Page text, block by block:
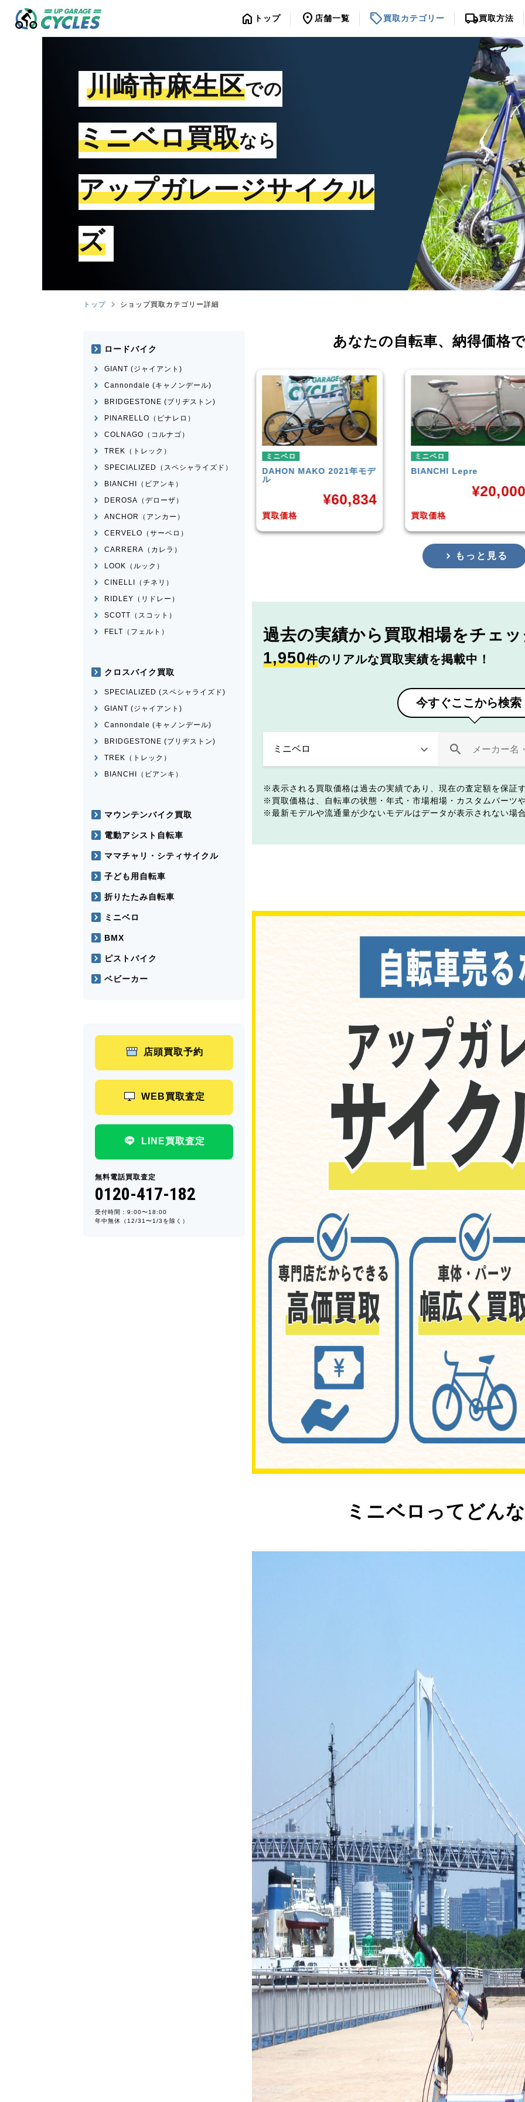
home トップ location_on 店舗一覧 sell買取カテゴリー local_shipping買取方法
川崎市麻生区での
ミニベロ買取なら
アップガレージサイクル
ズ
トップ ショップ買取カテゴリー詳細
あなたの自転車、 納得価格
ミニベロ
DAHONMAKO 2021年モデ
ル
買取価格
¥
ミニベロ
BIANCHILepre
買取価格
¥20,000
ミニベロ
ternSURGE 2021年モデル
買取価格
¥
もっと見る
過去の実績から 買取相場をチェ
1,950件のリアルな買取実績を掲載中！
今すぐここから検索
表示される買取価格は過去の実績であり、現在の査定額を保証
買取価格は、自転車の状態・年式・市場相場・カスタムパーツ
最新モデルや流通量が少ないモデルはデータが表示されない場
ミニベロってどん
ロードバイク
GIANT (ジャイアント)
Cannondale (キャノンデール)
BRIDGESTONE (ブリヂストン)
PINARELLO（ピナレロ）
COLNAGO（コルナゴ）
TREK（トレック）
SPECIALIZED（スペシャライズド）
BIANCHI（ビアンキ）
DEROSA（デローザ）
ANCHOR（アンカー）
CERVELO（サーベロ）
CARRERA（カレラ）
LOOK（ルック）
CINELLI（チネリ）
RIDLEY（リドレー）
SCOTT（スコット）
FELT（フェルト）
クロスバイク買取
SPECIALIZED (スペシャライズド)
GIANT (ジャイアント)
Cannondale (キャノンデール)
BRIDGESTONE (ブリヂストン)
TREK（トレック）
BIANCHI（ビアンキ）
マウンテンバイク買取
電動アシスト自転車
ママチャリ・シティサイクル
子ども用自転車
折りたたみ自転車
ミニベロ
BMX
ピストバイク
ベビーカー
店頭買取予約
WEB買取査定
LINE買取査定
無料電話買取査定
0120-417-182
受付時間：9:00〜18:00
年中無休（12/31〜1/3を除く）